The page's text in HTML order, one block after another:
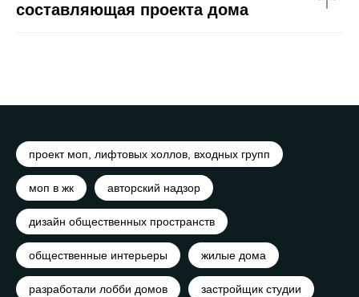
составляющая проекта дома
проект моп, лифтовых холлов, входных групп
моп в жк авторский надзор
дизайн общественных пространств
общественные интерьеры жилые дома
разработали лобби домов застройщик студии